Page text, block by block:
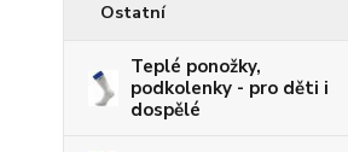
Ostatní
Teplé ponožky,
podkolenky - pro děti i
dospělé